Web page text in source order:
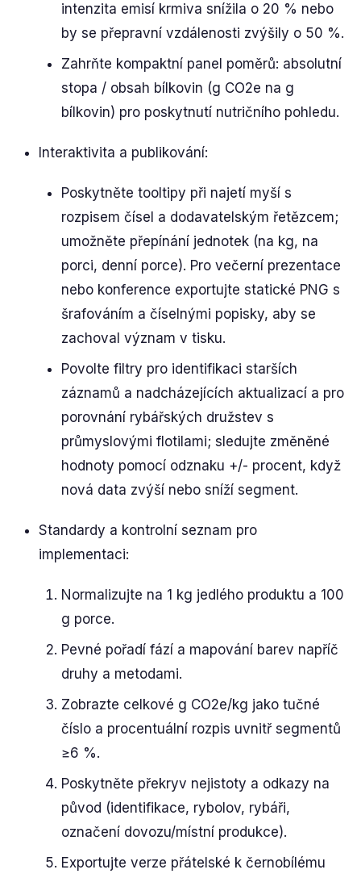
intenzita emisí krmiva snížila o 20 % nebo
by se přepravní vzdálenosti zvýšily o 50 %.
Zahrňte kompaktní panel poměrů: absolutní
stopa / obsah bílkovin (g CO2e na g
bílkovin) pro poskytnutí nutričního pohledu.
Interaktivita a publikování:
Poskytněte tooltipy při najetí myší s
rozpisem čísel a dodavatelským řetězcem;
umožněte přepínání jednotek (na kg, na
porci, denní porce). Pro večerní prezentace
nebo konference exportujte statické PNG s
šrafováním a číselnými popisky, aby se
zachoval význam v tisku.
Povolte filtry pro identifikaci starších
záznamů a nadcházejících aktualizací a pro
porovnání rybářských družstev s
průmyslovými flotilami; sledujte změněné
hodnoty pomocí odznaku +/- procent, když
nová data zvýší nebo sníží segment.
Standardy a kontrolní seznam pro
implementaci:
Normalizujte na 1 kg jedlého produktu a 100
g porce.
Pevné pořadí fází a mapování barev napříč
druhy a metodami.
Zobrazte celkové g CO2e/kg jako tučné
číslo a procentuální rozpis uvnitř segmentů
≥6 %.
Poskytněte překryv nejistoty a odkazy na
původ (identifikace, rybolov, rybáři,
označení dovozu/místní produkce).
Exportujte verze přátelské k černobílému